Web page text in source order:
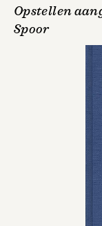
Opstellen
Spoor